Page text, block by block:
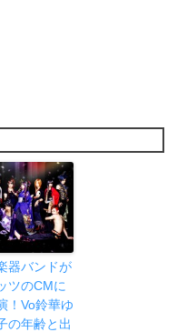
器バンドが
ツのCMに
！Vo鈴華ゆ
の年齢と出